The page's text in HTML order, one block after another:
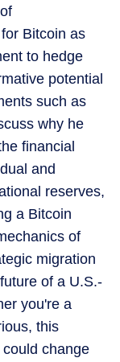
Bitcoin as
to hedge
potential
such as
why he
financial
and
reserves,
a Bitcoin
of
migration
of a U.S.-
you're a
this
change